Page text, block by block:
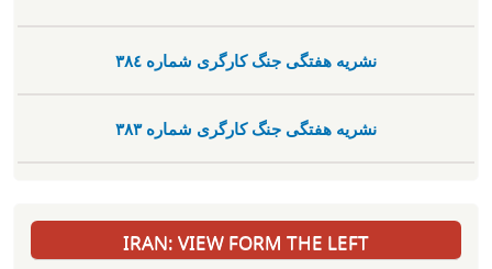
نشریە هفتگی جنگ کارگری شمارە ٣٨٤
نشریە هفتگی جنگ کارگری شمارە ٣٨٣
IRAN: VIEW FORM THE LEFT